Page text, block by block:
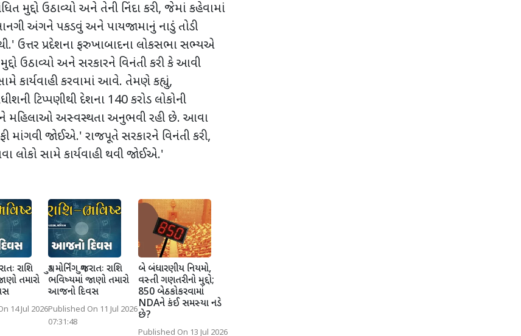
મુદ્દો ઉઠાવ્યો અને તેની નિંદા કરી, જેમાં કહેવામાં
અંગને પકડવું અને પાયજામાનું નાડું તોડી
' ઉત્તર પ્રદેશના ફરુખાબાદના લોકસભા સભ્યએ
ઉઠાવ્યો અને સરકારને વિનંતી કરી કે આવી
કાર્યવાહી કરવામાં આવે. તેમણે કહ્યું,
ટિપ્પણીથી દેશના 140કરોડ લોકોની
મહિલાઓ અસ્વસ્થતા અનુભવી રહી છે. આવા
માંગવી જોઈએ.' રાજપૂતે સરકારને વિનંતી કરી,
લોકો સામે કાર્યવાહી થવી જોઈએ.'
રાશિ
તમારો
14 Jul 2026
ગુડ મોર્નિંગ ગુજરાતઃ રાશિ
ભવિષ્યમાં જાણો તમારો
આજનો દિવસ
Published On 11 Jul 2026
07:31:48
બે બંધારણીય નિયમો,
વસ્તી ગણતરીનો મુદ્દો;
850 બેઠકોકરવામાં
NDAને કંઈ સમસ્યા નડે
છે?
Published On 13 Jul 2026